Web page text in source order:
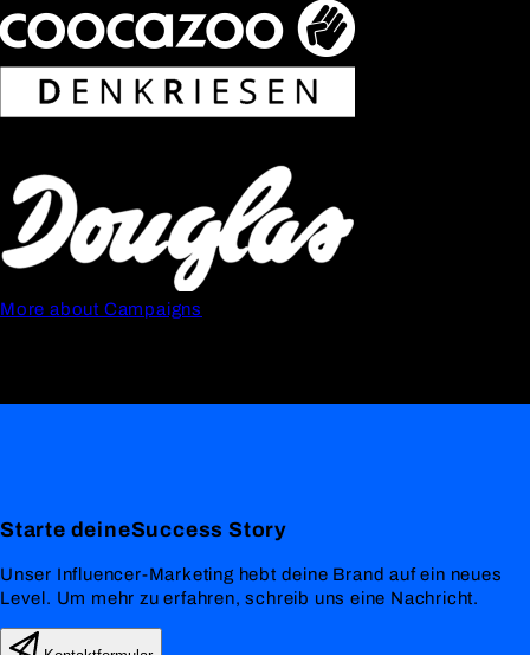
More about Campaigns
Starte deineSuccess Story
Unser Influencer-Marketing hebt deine Brand auf ein neues
Level. Um mehr zu erfahren, schreib uns eine Nachricht.